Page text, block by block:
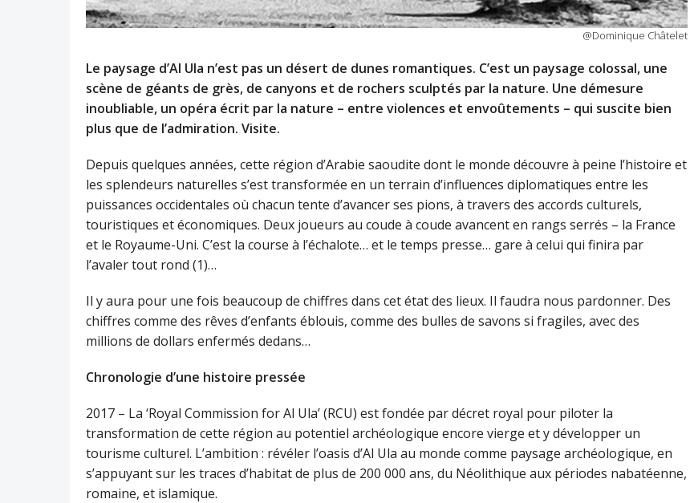
@Dominique Châtelet
Le paysage d’Al Ula n’est pas un désert de dunes romantiques. C’est un paysage colossal, une
scène de géants de grès, de canyons et de rochers sculptés par la nature. Une démesure
inoubliable, un opéra écrit par la nature – entre violences et envoûtements – qui suscite bien
plus que de l’admiration. Visite.
Depuis quelques années, cette région d’Arabie saoudite dont le monde découvre à peine l’histoire et
les splendeurs naturelles s’est transformée en un terrain d’influences diplomatiques entre les
puissances occidentales où chacun tente d’avancer ses pions, à travers des accords culturels,
touristiques et économiques. Deux joueurs au coude à coude avancent en rangs serrés – la France
et le Royaume-Uni. C’est la course à l’échalote… et le temps presse… gare à celui qui finira par
l’avaler tout rond (1)…
Il y aura pour une fois beaucoup de chiffres dans cet état des lieux. Il faudra nous pardonner. Des
chiffres comme des rêves d’enfants éblouis, comme des bulles de savons si fragiles, avec des
millions de dollars enfermés dedans…
Chronologie d’une histoire pressée
2017 – La ‘Royal Commission for Al Ula’ (RCU) est fondée par décret royal pour piloter la
transformation de cette région au potentiel archéologique encore vierge et y développer un
tourisme culturel. L’ambition : révéler l’oasis d’Al Ula au monde comme paysage archéologique, en
s’appuyant sur les traces d’habitat de plus de 200 000 ans, du Néolithique aux périodes nabatéenne,
romaine, et islamique.